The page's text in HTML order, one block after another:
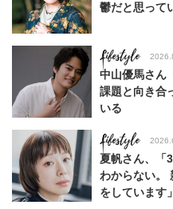
鬱だと思って
Lifestyle
中山優馬さん
課題と向き合
いる
Lifestyle
夏帆さん、「
わからない。
をしています」